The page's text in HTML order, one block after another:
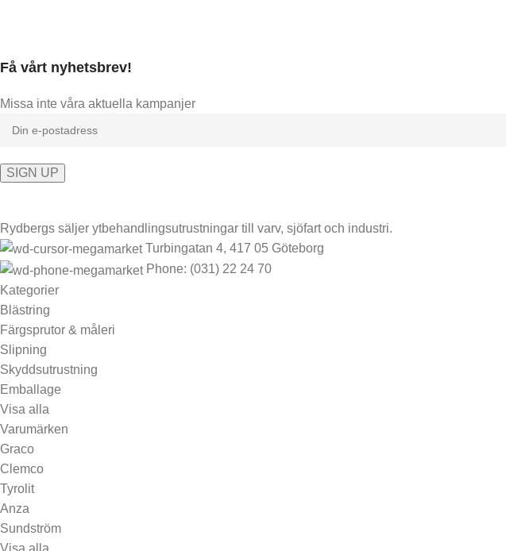
Få vårt nyhetsbrev!
Missa inte våra aktuella kampanjer
Rydbergs säljer ytbehandlingsutrustningar till varv, sjöfart och industri.
Turbingatan 4, 417 05 Göteborg
Phone: (031) 22 24 70
Kategorier
Blästring
Färgsprutor & måleri
Slipning
Skyddsutrustning
Emballage
Visa alla
Varumärken
Graco
Clemco
Tyrolit
Anza
Sundström
Visa alla